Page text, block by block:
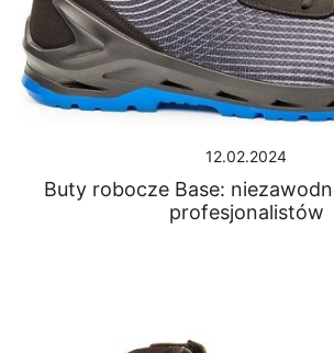
12.02.2024
Buty robocze Base:
profesjonalistów